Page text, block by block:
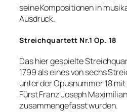
seine Kompositionen in
Ausdruck.
Streichquartett Nr.1 Op. 18
Das hier gespielte
1799 als eines von sechs
unter der Opusnummer 18
Fürst Franz Joseph
zusammengefasst wurden.